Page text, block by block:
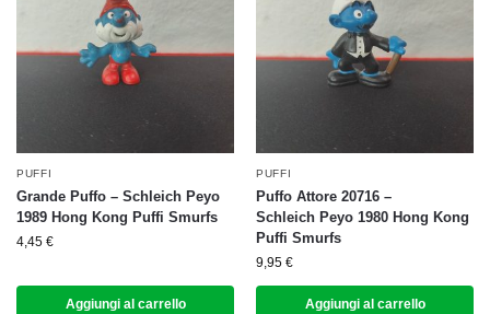
PUFFI
Grande Puffo – Schleich Peyo
1989 Hong Kong Puffi Smurfs
4,45 €
Aggiungi al carrello
PUFFI
Puffo Attore 20716 –
Schleich Peyo 1980 Hong Kong
Puffi Smurfs
9,95 €
Aggiungi al carrello